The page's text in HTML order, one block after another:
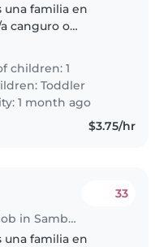
una familia en
canguro o
3 años, lleno/a de
a alguien cómodo/a
hogar..
children: 1
Toddler
1 month ago
$3.75/hr
Babysitting job in Samborondón
33
una familia en